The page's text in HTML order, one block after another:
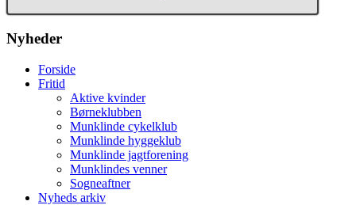
Nyheder
Forside
Fritid
Aktive kvinder
Børneklubben
Munklinde cykelklub
Munklinde hyggeklub
Munklinde jagtforening
Munklindes venner
Sogneaftner
Nyheds arkiv